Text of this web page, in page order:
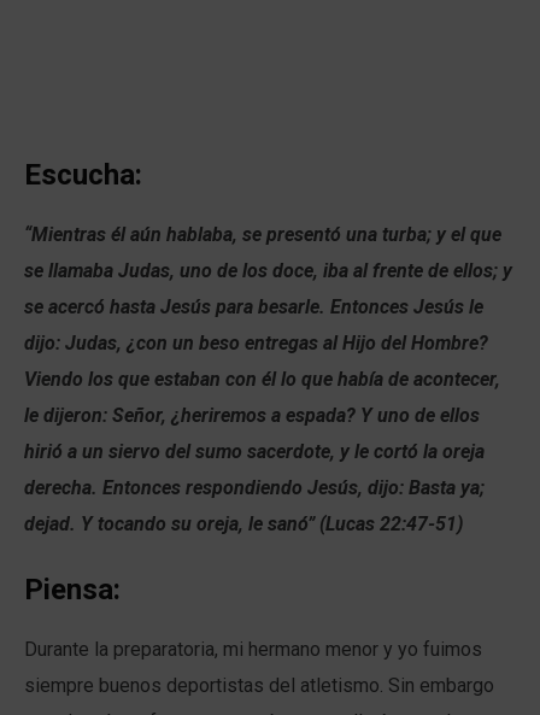
Escucha:
“Mientras él aún hablaba, se presentó una turba; y el que
se llamaba Judas, uno de los doce, iba al frente de ellos; y
se acercó hasta Jesús para besarle. Entonces Jesús le
dijo: Judas, ¿con un beso entregas al Hijo del Hombre?
Viendo los que estaban con él lo que había de acontecer,
le dijeron: Señor, ¿heriremos a espada? Y uno de ellos
hirió a un siervo del sumo sacerdote, y le cortó la oreja
derecha. Entonces respondiendo Jesús, dijo: Basta ya;
dejad. Y tocando su oreja, le sanó” (Lucas 22:47-51)
Piensa:
Durante la preparatoria, mi hermano menor y yo fuimos
siempre buenos deportistas del atletismo. Sin embargo